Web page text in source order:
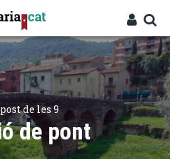
Entra
de les 9
de pont